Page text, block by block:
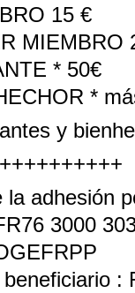
15 €
MIEMBRO
* 50€
*
y
la adhesión
3000
: